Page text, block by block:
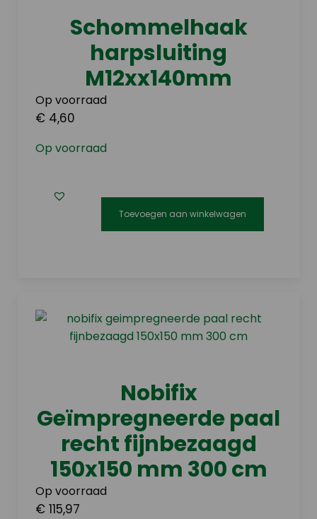
worden
op
de
productpagina
Schommelhaak
harpsluiting
M12xx140mm
Op voorraad
€ 4,60
Op voorraad
Toevoegen aan winkelwagen
Nobifix
Geïmpregneerde paal
recht fijnbezaagd
150x150 mm 300 cm
Op voorraad
€ 115,97